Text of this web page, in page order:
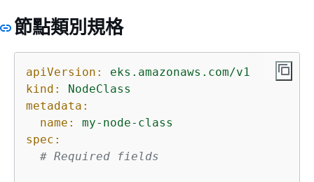
節點類別規格
apiVersion:
eks.amazonaws.com/v1
kind:
NodeClass
metadata:
name:
my-node-class
spec:
# Required fields